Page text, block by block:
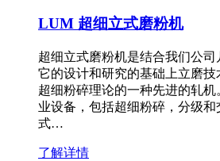
LUM 超细立式磨粉机
超细立式磨粉机是结合我们公司
它的设计和研究的基础上立磨
超细粉碎理论的一种先进的轧
业设备，包括超细粉碎，分级
式…
了解详情